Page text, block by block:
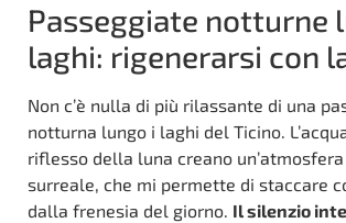
Passeggiate notturne
laghi: rigenerarsi con
Non c’è nulla di più rilassante di una
notturna lungo i laghi del Ticino.
riflesso della luna creano
surreale, che mi permette di staccare
dalla frenesia del giorno. Il silenzio